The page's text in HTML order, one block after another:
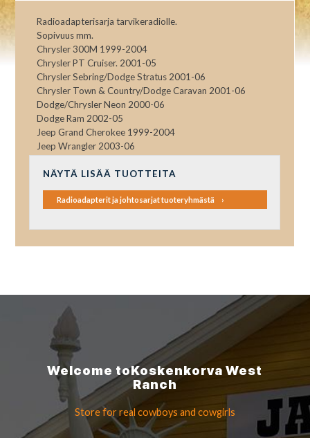
Radioadapterisarja tarvikeradiolle.
Sopivuus mm.
Chrysler 300M 1999-2004
Chrysler PT Cruiser. 2001-05
Chrysler Sebring/Dodge Stratus 2001-06
Chrysler Town & Country/Dodge Caravan 2001-06
Dodge/Chrysler Neon 2000-06
Dodge Ram 2002-05
Jeep Grand Cherokee 1999-2004
Jeep Wrangler 2003-06
NÄYTÄ LISÄÄ TUOTTEITA
Radioadapterit ja johtosarjat tuoteryhmästä
Welcome toKoskenkorvaWest
Ranch
Store for real cowboys and cowgirls